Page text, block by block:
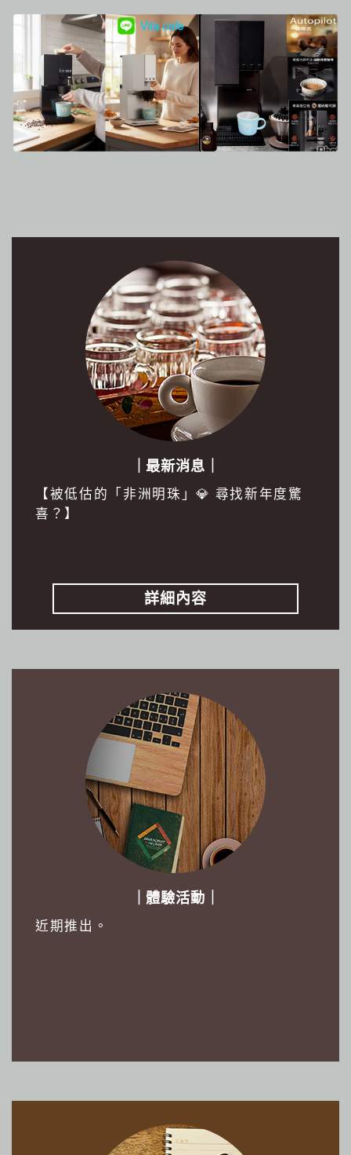
｜最新消息｜
【被低估的「非洲明珠」💎 尋找新年度驚
喜？】
詳細內容
｜體驗活動｜
近期推出。